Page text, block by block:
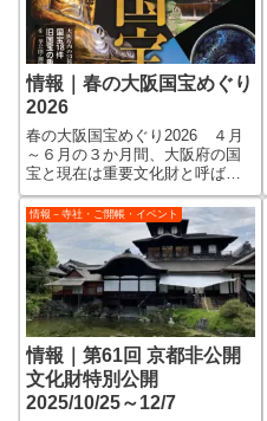
情報｜春の大阪国宝めぐり
2026
春の大阪国宝めぐり2026 ４月
～６月の３か月間、大阪府の国
宝と現在は重要文化財と呼ばれ
ている旧国宝の特別公開や美術
展が重なっていて「春の大阪国
宝めぐり2026」というキャンペ
ーンになっています。 特に
4/17（金）18（土）はご開帳が
重な...
情報－寺社・ご開帳・イベント
情報｜第61回 京都非公開
文化財特別公開
2025/10/25～12/7